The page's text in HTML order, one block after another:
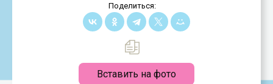
Поделиться:
Вставить на фото